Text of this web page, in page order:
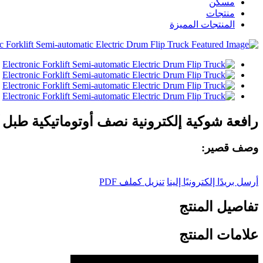
مسكن
منتجات
المنتجات المميزة
رافعة شوكية إلكترونية نصف أوتوماتيكية طبل
وصف قصير:
أرسل بريدًا إلكترونيًا إلينا تنزيل كملف PDF
تفاصيل المنتج
علامات المنتج